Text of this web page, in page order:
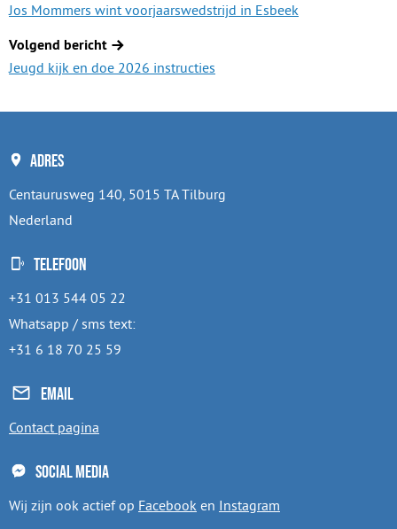
Jos Mommers wint voorjaarswedstrijd in Esbeek
Volgend bericht
Jeugd kijk en doe 2026 instructies
Adres
Centaurusweg 140, 5015 TA Tilburg
Nederland
Telefoon
+31 013 544 05 22
Whatsapp / sms text:
+31 6 18 70 25 59
Email
Contact pagina
Social media
Wij zijn ook actief op Facebook en Instagram